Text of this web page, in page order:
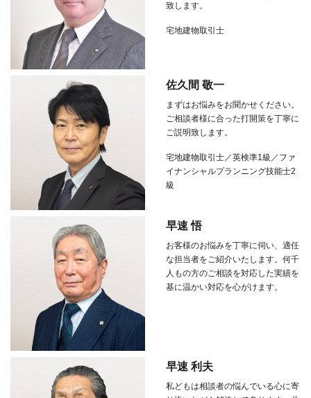
致します。
宅地建物取引士
佐久間 敬一
まずはお悩みをお聞かせください。
ご相談者様に合った打開策を丁寧に
ご説明致します。
宅地建物取引士／英検準1級／ファ
イナンシャルプランニング技能士2
級
早速 悟
お客様のお悩みを丁寧に伺い、適任
な担当者をご紹介いたします。何千
人もの方のご相談を対応した実績を
基に温かい対応を心がけます。
早速 利夫
私どもは相談者の悩んでいる心に寄